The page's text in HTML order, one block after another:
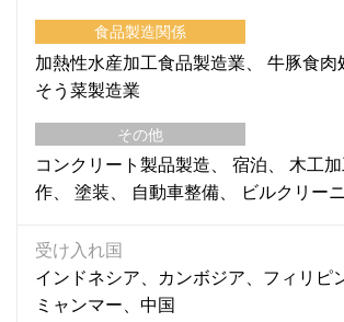
食品製造関係
加熱性水産加工食品製造業
牛豚食肉
そう菜製造業
その他
コンクリート製品製造 宿泊 木工
作
塗装 自動車整備 ビルクリー
受け入れ国
インドネシア、カンボジア、フィリピ
ミャンマー、中国